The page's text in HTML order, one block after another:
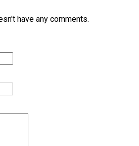
have any comments.